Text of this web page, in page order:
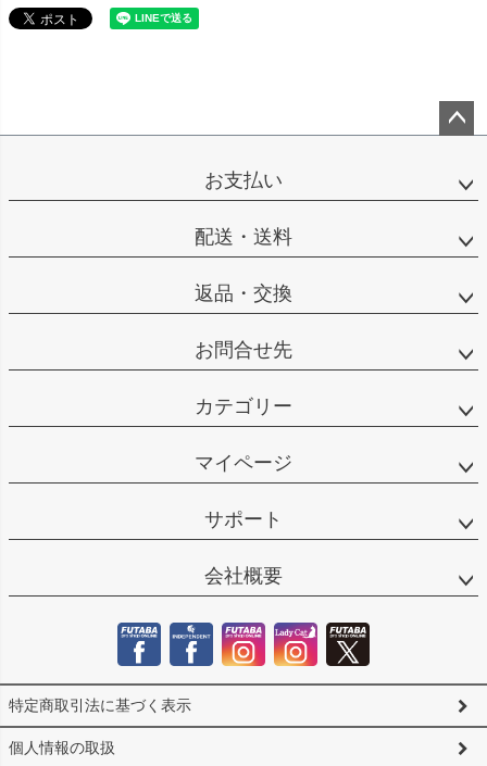
ップ
お支払い
配送・送料
返品・交換
お問合せ先
カテゴリー
マイページ
サポート
会社概要
特定商取引法に基づく表示
個人情報の取扱